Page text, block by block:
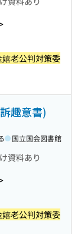
嬉老公判対策委
趣意書)
資料あり
国立国会図書館
嬉老公判対策委